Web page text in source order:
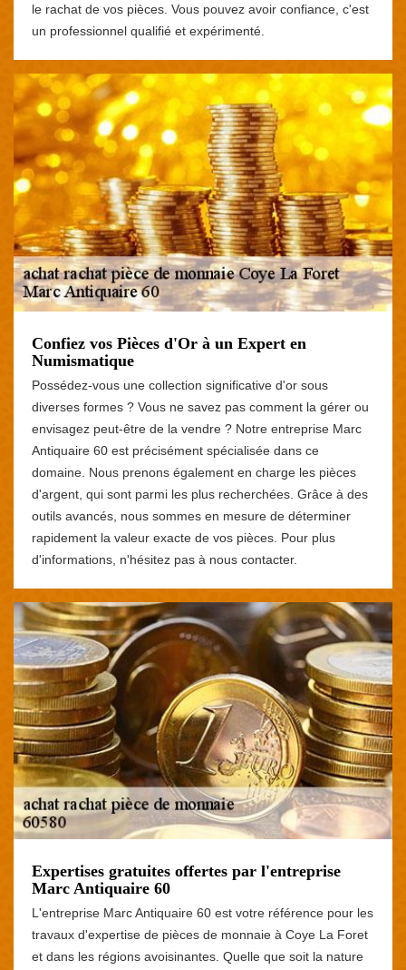
le rachat de vos pièces. Vous pouvez avoir confiance, c'est
un professionnel qualifié et expérimenté.
Confiez vos Pièces d'Or à un Expert en
Numismatique
Possédez-vous une collection significative d'or sous
diverses formes ? Vous ne savez pas comment la gérer ou
envisagez peut-être de la vendre ? Notre entreprise Marc
Antiquaire 60 est précisément spécialisée dans ce
domaine. Nous prenons également en charge les pièces
d'argent, qui sont parmi les plus recherchées. Grâce à des
outils avancés, nous sommes en mesure de déterminer
rapidement la valeur exacte de vos pièces. Pour plus
d'informations, n'hésitez pas à nous contacter.
Expertises gratuites offertes par l'entreprise
Marc Antiquaire 60
L'entreprise Marc Antiquaire 60 est votre référence pour les
travaux d'expertise de pièces de monnaie à Coye La Foret
et dans les régions avoisinantes. Quelle que soit la nature